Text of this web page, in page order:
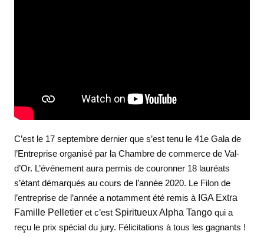
C’est le 17 septembre dernier que s’est tenu le 41e Gala de
l’Entreprise organisé par la Chambre de commerce de Val-
d’Or. L’événement aura permis de couronner 18 lauréats
s’étant démarqués au cours de l’année 2020. Le Filon de
l’entreprise de l’année a notamment été remis à IGA Extra
Famille Pelletier et c’est Spiritueux Alpha Tango qui a
reçu le prix spécial du jury. Félicitations à tous les gagnants !